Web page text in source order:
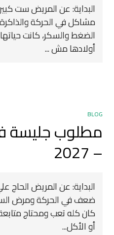
البداية: عن المريض ست
مشاكل في الحركة
الضغط والسكر، كانت
أولادها مش ...
BLOG
– 2027
ضعف في الحركة ومرض
كان كله تعب ومحتاج
أو الأكل...